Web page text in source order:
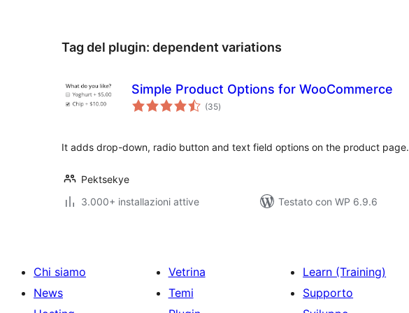
Tag del plugin: dependent variations
Simple Product Options for WooCommerce
(35valutazioni
totali
)
It adds drop-down, radio button and text field options on the product page.
Pektsekye
3.000+ installazioni attive
Testato con WP 6.9.6
Chi siamo
News
Vetrina
Temi
Learn (Training)
Supporto